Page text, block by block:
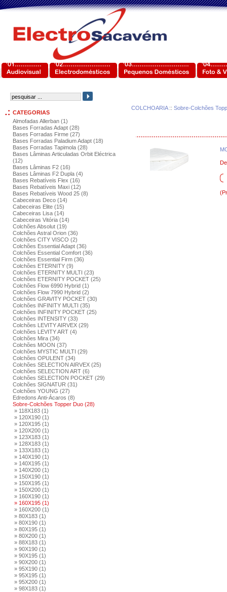
CATEGORIAS
Almofadas Allerban (1)
Bases Forradas Adapt (28)
Bases Forradas Firme (27)
Bases Forradas Paladium Adapt (18)
Bases Forradas Tapimola (28)
Bases Lâminas Articuladas Orbit Eléctrica
(12)
Bases Lâminas F2 (16)
Bases Lâminas F2 Dupla (4)
Bases Rebatíveis Flex (16)
Bases Rebatíveis Maxi (12)
Bases Rebatíveis Wood 25 (8)
Cabeceiras Deco (14)
Cabeceiras Elite (15)
Cabeceiras Lisa (14)
Cabeceiras Vitória (14)
Colchões Absolut (19)
Colchões Astral Orion (36)
Colchões CITY VISCO (2)
Colchões Essential Adapt (36)
Colchões Essential Comfort (36)
Colchões Essential Firm (36)
Colchões ETERNITY (9)
Colchões ETERNITY MULTI (23)
Colchões ETERNITY POCKET (25)
Colchões Flow 6990 Hybrid (1)
Colchões Flow 7990 Hybrid (2)
Colchões GRAVITY POCKET (30)
Colchões INFINITY MULTI (35)
Colchões INFINITY POCKET (25)
Colchões INTENSITY (33)
Colchões LEVITY AIRVEX (29)
Colchões LEVITY ART (4)
Colchões Mira (34)
Colchões MOON (37)
Colchões MYSTIC MULTI (29)
Colchões OPULENT (34)
Colchões SELECTION AIRVEX (25)
Colchões SELECTION ART (6)
Colchões SELECTION POCKET (29)
Colchões SIGNATUR (31)
Colchões YOUNG (27)
Edredons Anti-Ácaros (8)
Sobre-Colchões Topper Duo (28)
» 118X183 (1)
» 120X190 (1)
» 120X195 (1)
» 120X200 (1)
» 123X183 (1)
» 128X183 (1)
» 133X183 (1)
» 140X190 (1)
» 140X195 (1)
» 140X200 (1)
» 150X190 (1)
» 150X195 (1)
» 150X200 (1)
» 160X190 (1)
» 160X195 (1)
» 160X200 (1)
» 80X183 (1)
» 80X190 (1)
» 80X195 (1)
» 80X200 (1)
» 88X183 (1)
» 90X190 (1)
» 90X195 (1)
» 90X200 (1)
» 95X190 (1)
» 95X195 (1)
» 95X200 (1)
» 98X183 (1)
COLCHOARIA:: Sobre-Colchões